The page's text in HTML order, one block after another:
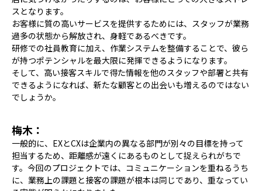
スとなります。
お客様に質の高いサービスを提供するためには、スタッフが業務
過多の状態から解放され、身軽であるべきです。
研修での社員教育に加え、作業システムを整備することで、彼ら
が持つポテンシャルを最大限に発揮できるようになります。
そして、高い接客スキルで得た情報を他のスタッフや部署と共有
できるようになれば、新たな顧客との出会いも増えるのではない
でしょうか。
梅木：
一般的に、EXとCXは企業内の異なる部門が別々の目標を持って
担当するため、距離感が遠くにあるものとして捉えられがちで
す。今回のプロジェクトでは、コミュニケーションを重ねるうち
に、業務上の課題と接客の課題が根本は同じであり、重なってい